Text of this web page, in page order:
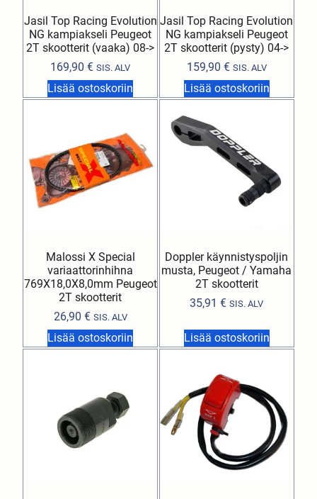
Jasil Top Racing Evolution
NG kampiakseli Peugeot
2T skootterit (vaaka) 08->
169,90€ SIS. ALV
Lisää ostoskoriin
Jasil Top Racing Evolution
NG kampiakseli Peugeot
2T skootterit (pysty) 04->
159,90 € SIS. ALV
Lisää ostoskoriin
Malossi X Special
variaattorinhihna
769X18,0X8,0mm Peugeot
2T skootterit
26,90 € SIS. ALV
Lisää ostoskoriin
Doppler käynnistyspoljin
musta, Peugeot / Yamaha
2T skootterit
35,91€ SIS. ALV
Lisää ostoskoriin